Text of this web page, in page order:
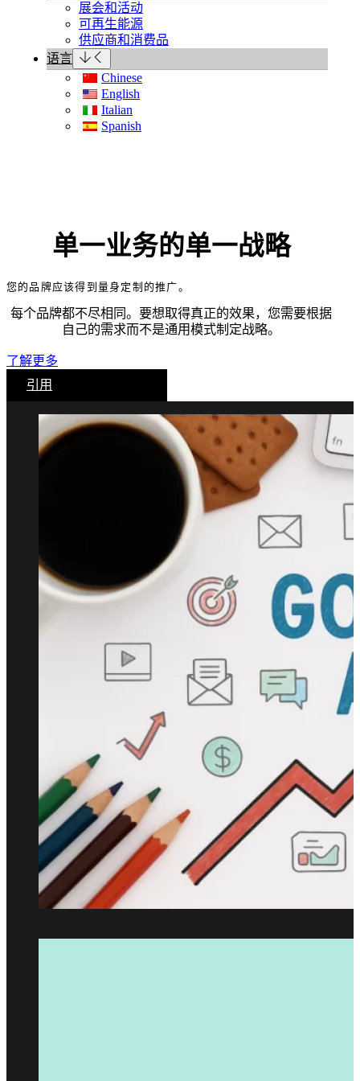
展会和活动
可再生能源
供应商和消费品
语言
Chinese
English
Italian
Spanish
单一业务的单一战略
您的品牌应该得到量身定制的推广。
每个品牌都不尽相同。要想取得真正的效果，您需要根据
自己的需求而不是通用模式制定战略。
了解更多
引用